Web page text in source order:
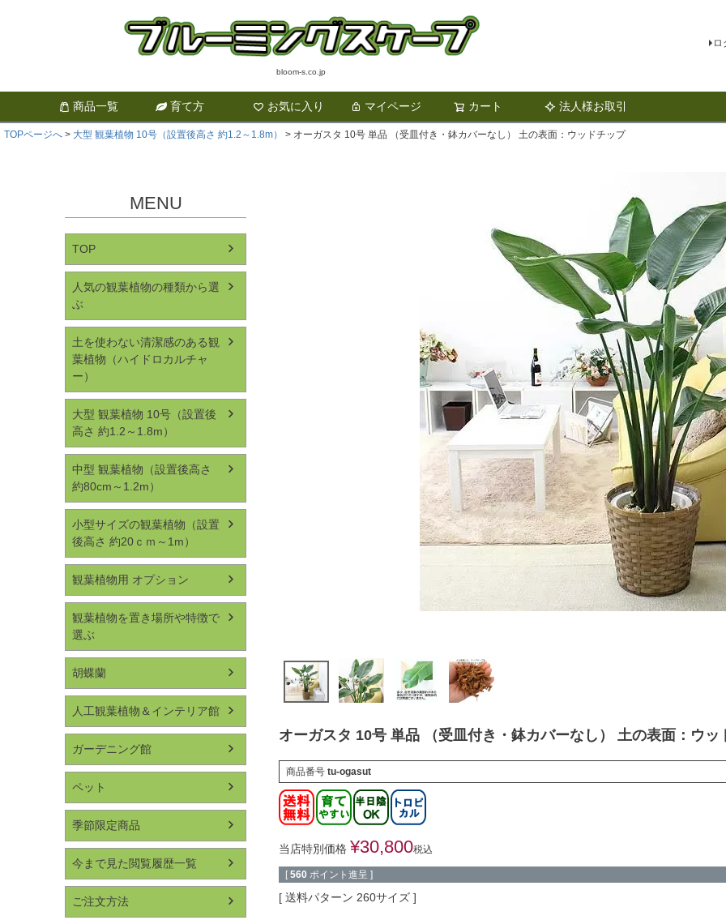
bloom-s.co.jp
ロ
商品一覧 育て方 お気に入り マイページ カート 法人様お取引
検索
TOPページへ 大型 観葉植物 10号（設置後高さ 約1.2～1.8m） オーガスタ 10号 単品 （受皿付き・鉢カバーなし） 土の表面：ウッドチップ
MENU
TOP
人気の観葉植物の種類から選
ぶ
土を使わない清潔感のある観
葉植物（ハイドロカルチャ
ー）
大型 観葉植物 10号（設置後
高さ 約1.2～1.8m）
中型 観葉植物（設置後高さ
約80cm～1.2m）
小型サイズの観葉植物（設置
後高さ 約20ｃｍ～1m）
観葉植物用 オプション
観葉植物を置き場所や特徴で
選ぶ
胡蝶蘭
人工観葉植物＆インテリア館
ガーデニング館
ペット
季節限定商品
今まで見た閲覧履歴一覧
ご注文方法
オーガスタ 10号 単品 （受皿付き・鉢カバーなし） 土の表面：ウッ
商品番号 tu-ogasut
当店特別価格 ¥30,800税込
[ 560 ポイント進呈 ]
送料パターン 260サイズ